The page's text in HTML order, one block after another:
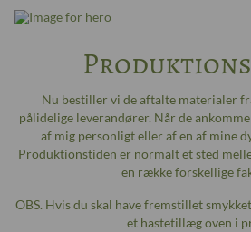
Nu bestiller vi de aftalte materialer
pålidelige leverandører. Når de
af mig personligt eller af en af mine
Produktionstiden er normalt et sted
en række forskellige
OBS. Hvis du skal have fremstillet
et hastetillæg oven i